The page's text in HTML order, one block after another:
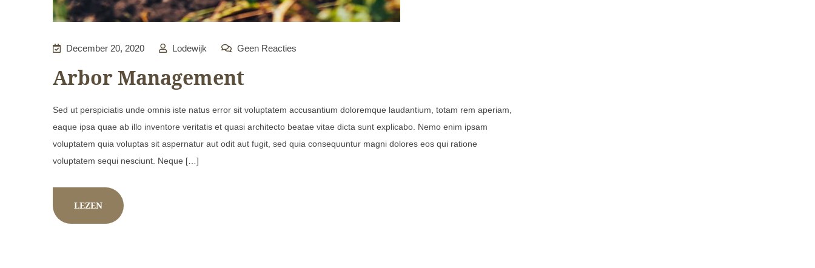
December 20, 2020 Lodewijk Geen Reacties
Arbor Management
Sed ut perspiciatis unde omnis iste natus error sit voluptatem accusantium doloremque laudantium, totam rem aperiam,
eaque ipsa quae ab illo inventore veritatis et quasi architecto beatae vitae dicta sunt explicabo. Nemo enim ipsam
voluptatem quia voluptas sit aspernatur aut odit aut fugit, sed quia consequuntur magni dolores eos qui ratione
voluptatem sequi nesciunt. Neque […]
LEZEN